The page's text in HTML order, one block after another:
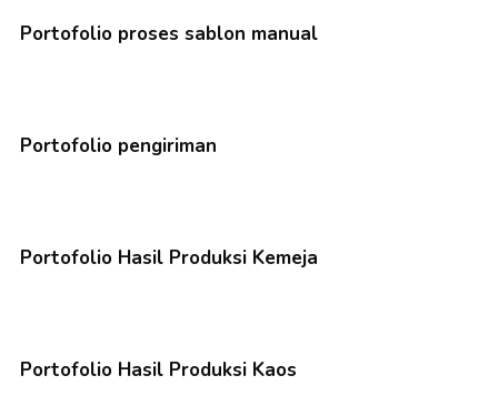
Portofolio proses sablon manual
Portofolio pengiriman
Portofolio Hasil Produksi Kemeja
Portofolio Hasil Produksi Kaos